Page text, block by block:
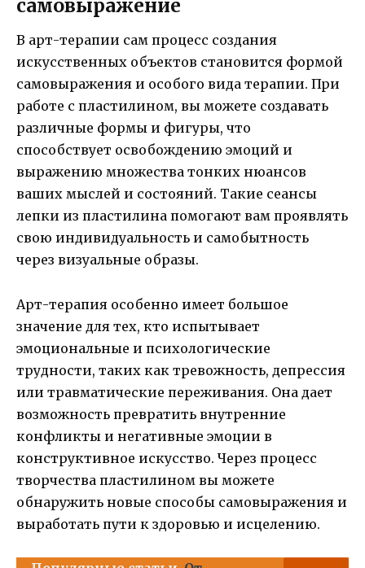
самовыражение
В арт-терапии сам процесс создания
искусственных объектов становится формой
самовыражения и особого вида терапии. При
работе с пластилином, вы можете создавать
различные формы и фигуры, что
способствует освобождению эмоций и
выражению множества тонких нюансов
ваших мыслей и состояний. Такие сеансы
лепки из пластилина помогают вам проявлять
свою индивидуальность и самобытность
через визуальные образы.
Арт-терапия особенно имеет большое
значение для тех, кто испытывает
эмоциональные и психологические
трудности, таких как тревожность, депрессия
или травматические переживания. Она дает
возможность превратить внутренние
конфликты и негативные эмоции в
конструктивное искусство. Через процесс
творчества пластилином вы можете
обнаружить новые способы самовыражения и
выработать пути к здоровью и исцелению.